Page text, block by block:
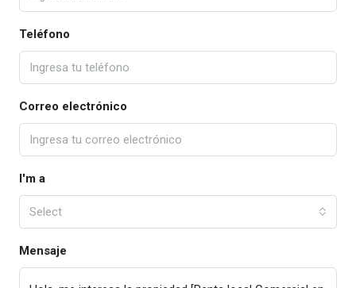
Teléfono
Correo electrónico
I'm a
Select
Mensaje